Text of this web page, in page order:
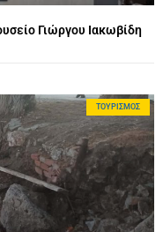
Γιώργου Ιακωβίδη
ΤΟΥΡΙΣΜΌΣ